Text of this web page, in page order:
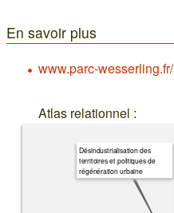
En savoir plus
www.parc-wesserling.fr/
Atlas relationnel :
Désindustrialisation des
territoires et politiques de
régénération urbaine